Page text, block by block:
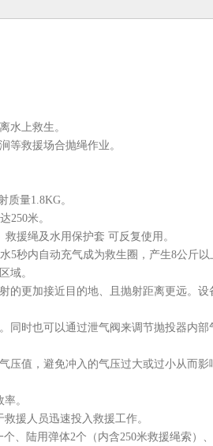
水上救生。
等救援场合抛绳作业。
质量1.8KG。
250米。
援绳及水用保护套 可反复使用。
5秒内自动充气成为救生圈，产生8公斤以
域。
的更加接近目的地、且抛射距离更远。设
同时也可以通过泄气阀来调节抛投器内部
压值，避免冲入的气压过大或过小从而
。
援人员迅速投入救援工作。
、陆用弹体2个（内含250米救援绳索）